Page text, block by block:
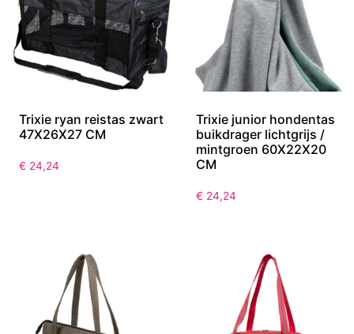
Trixie ryan reistas zwart
47X26X27 CM
€ 24,24
Trixie junior hondentas
buikdrager lichtgrijs /
mintgroen 60X22X20
CM
€ 24,24